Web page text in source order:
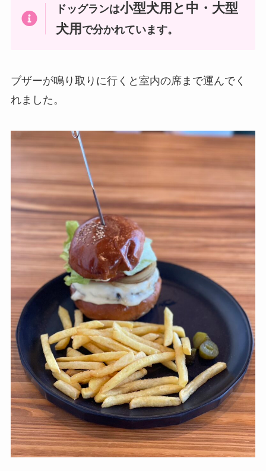
ドッグランは小型犬用と中・大型
犬用 で分かれています。
ブザーが鳴り取りに行くと室内の席まで運んでく
れました。